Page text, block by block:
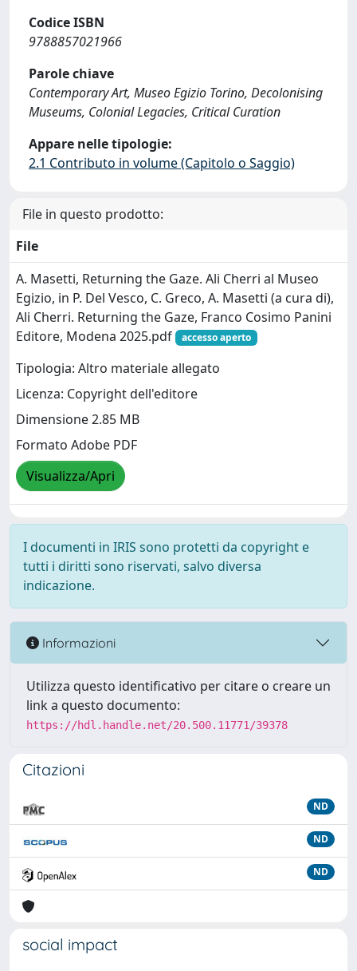
Codice ISBN
9788857021966
Parole chiave
Contemporary Art, Museo Egizio Torino, Decolonising
Museums, Colonial Legacies, Critical Curation
Appare nelle tipologie:
2.1 Contributo in volume (Capitolo o Saggio)
File in questo prodotto:
File
A. Masetti, Returning the Gaze. Ali Cherri al Museo
Egizio, in P. Del Vesco, C. Greco, A. Masetti (a cura di),
Ali Cherri. Returning the Gaze, Franco Cosimo Panini
Editore, Modena 2025.pdf
accesso aperto
Tipologia: Altro materiale allegato
Licenza: Copyright dell'editore
Dimensione 2.85 MB
Formato Adobe PDF
Visualizza/Apri
I documenti in IRIS sono protetti da copyright e
tutti i diritti sono riservati, salvo diversa
indicazione.
Informazioni
Utilizza questo identificativo per citare o creare un
link a questo documento:
https://hdl.handle.net/20.500.11771/39378
Citazioni
ND
ND
ND
social impact